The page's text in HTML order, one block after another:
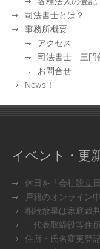
司法書士とは？
事務所概要
アクセス
司法書士 三門
お問合せ
News！
イベント・更
休日を「会社設立
戸籍のオンライン
相続放棄は家庭裁
「代表取締役等住
住所・氏名変更登